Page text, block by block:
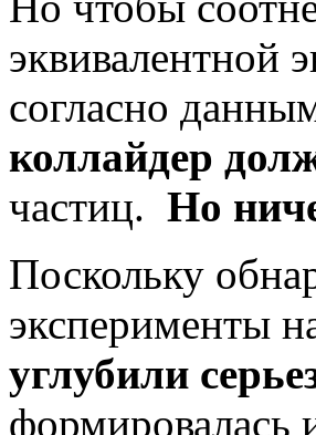
эквивалентной
согласно
коллайдер
частиц. Но
Поскольку
эксперименты
углубили
формировалась